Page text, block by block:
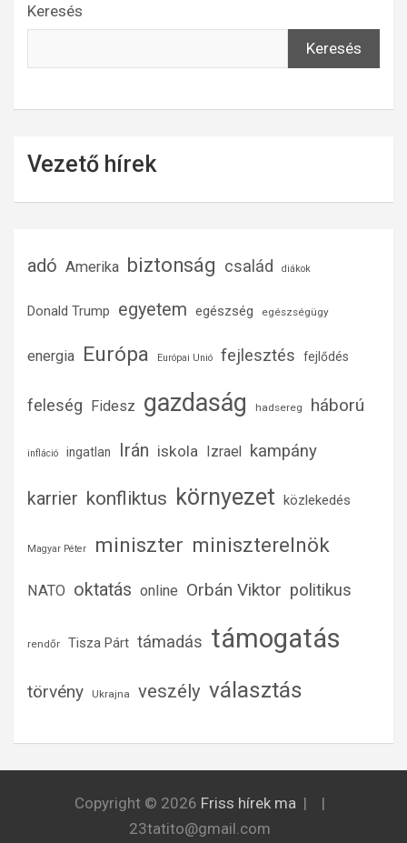
Keresés
Keresés
Vezető hírek
adó Amerika biztonság család diákok
Donald Trump egyetem egészség egészségügy
energia Európa Európai Unió fejlesztés fejlődés
feleség Fidesz gazdaság hadsereg háború
infláció ingatlan Irán iskola Izrael kampány
karrier konfliktus környezet közlekedés
Magyar Péter miniszter miniszterelnök
NATO oktatás online Orbán Viktor politikus
rendőr Tisza Párt támadás támogatás
törvény Ukrajna veszély választás
Copyright © 2026 Friss hírek ma
23tatito@gmail.com